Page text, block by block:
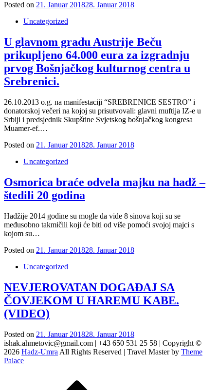
Posted on 21. Januar 201828. Januar 2018
Uncategorized
U glavnom gradu Austrije Beču
prikupljeno 64.000 eura za izgradnju
prvog Bošnjačkog kulturnog centra u
Srebrenici.
26.10.2013 o.g. na manifestaciji “SREBRENICE SESTRO” i
donatorskoj večeri na kojoj su prisutvovali: glavni muftija IZ-e u
Srbiji i predsjednik Skupštine Svjetskog bošnjačkog kongresa
Muamer-ef.…
Posted on 21. Januar 201828. Januar 2018
Uncategorized
Osmorica braće odvela majku na hadž –
štedili 20 godina
Hadžije 2014 godine su mogle da vide 8 sinova koji su se
međusobno takmičili koji će biti od više pomoći svojoj majci s
kojom su…
Posted on 21. Januar 201828. Januar 2018
Uncategorized
NEVJEROVATAN DOGAĐAJ SA
ČOVJEKOM U HAREMU KABE.
(VIDEO)
Posted on 21. Januar 201828. Januar 2018
ishak.ahmetovic@gmail.com | +43 650 531 25 58 | Copyright ©
2026 Hadz-Umra All Rights Reserved | Travel Master by Theme
Palace